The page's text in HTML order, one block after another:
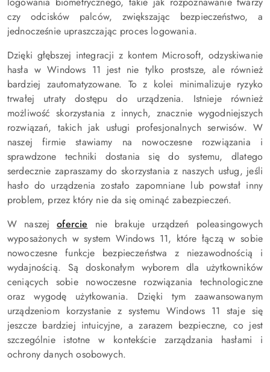
czy odcisków palców, zwiększając bezpieczeństwo, a
jednocześnie upraszczając proces logowania.
Dzięki głębszej integracji z kontem Microsoft, odzyskiwanie
hasła w Windows 11 jest nie tylko prostsze, ale również
bardziej zautomatyzowane. To z kolei minimalizuje ryzyko
trwałej utraty dostępu do urządzenia. Istnieje również
możliwość skorzystania z innych, znacznie wygodniejszych
rozwiązań, takich jak usługi profesjonalnych serwisów. W
naszej firmie stawiamy na nowoczesne rozwiązania i
sprawdzone techniki dostania się do systemu, dlatego
serdecznie zapraszamy do skorzystania z naszych usług, jeśli
hasło do urządzenia zostało zapomniane lub powstał inny
problem, przez który nie da się ominąć zabezpieczeń.
W naszejofercie nie brakuje urządzeń poleasingowych
wyposażonych w system Windows 11, które łączą w sobie
nowoczesne funkcje bezpieczeństwa z niezawodnością i
wydajnością. Są doskonałym wyborem dla użytkowników
ceniących sobie nowoczesne rozwiązania technologiczne
oraz wygodę użytkowania. Dzięki tym zaawansowanym
urządzeniom korzystanie z systemu Windows 11 staje się
jeszcze bardziej intuicyjne, a zarazem bezpieczne, co jest
szczególnie istotne w kontekście zarządzania hasłami i
ochrony danych osobowych.